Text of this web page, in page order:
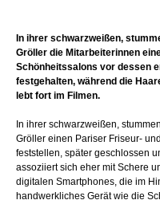
In ihrer schwarzweißen,
Gröller die Mitarbeiterinnen
Schönheitssalons vor dessen
festgehalten, während die
lebt fort im Filmen.
In ihrer schwarzweißen,
Gröller einen Pariser Friseur-
feststellen, später geschlossen
assoziiert sich eher mit Schere
digitalen Smartphones, die im
handwerkliches Gerät wie die